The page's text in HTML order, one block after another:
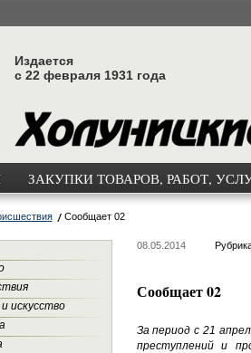
Издается
с 22 февраля 1931 года
ЗАКУПКИ ТОВАРОВ, РАБОТ,
Сообщает 02
искусство
08.05.2014
Сообщает 02
За период с 21
преступлений и